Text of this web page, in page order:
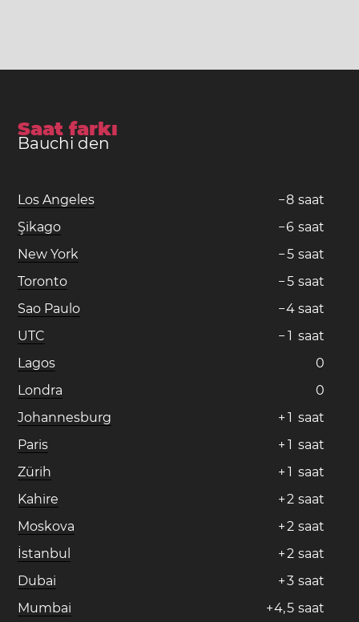
Saat farkı
Bauchi den
Los Angeles −8 saat
Şikago
−6 saat
New York
−5 saat
Toronto
−5 saat
Sao Paulo
−4 saat
UTC
− 1 saat
Lagos
0
Londra
0
Johannesburg
+ 1 saat
Paris
+ 1 saat
Zürih
+ 1 saat
Kahire
+2 saat
Moskova
+2 saat
İstanbul
+2 saat
Dubai
+3 saat
Mumbai
+4,5 saat